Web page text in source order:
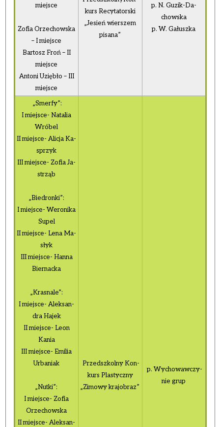
miej­sce
Zofia Orze­chow­ska
– I miej­sce
Bar­tosz Froń – II
miej­sce
An­to­ni Uzię­bło – III
miej­sce
kurs Re­cy­ta­tor­ski
„Je­sień wier­szem
pi­sa­na”
p. N. Guzik-Da­
chow­ska
p. W. Ga­łusz­ka
„Smer­fy”:
I miej­sce- Na­ta­lia
Wró­bel
II miej­sce- Ali­cja Ka­
sprzyk
III miej­sce- Zofia Ja­
strząb
„Bie­dron­ki”:
I miej­sce- We­ro­ni­ka
Supel
II miej­sce- Lena Ma­
słyk
III miej­sce- Hanna
Bier­nac­ka
„Kra­sna­le”:
I miej­sce- Alek­san­
dra Hajek
II miej­sce- Leon
Kania
III miej­sce- Emi­lia
Urba­niak
„Nutki”:
I miej­sce- Zofia
Orze­chow­ska
II miej­sce- Alek­san­
Przed­szkol­ny Kon­
kurs Pla­stycz­ny
„Zi­mo­wy kra­jo­braz”
p. Wy­cho­waw­czy­
nie grup